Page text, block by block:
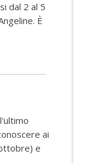
dal 2 al 5
È
ai
e